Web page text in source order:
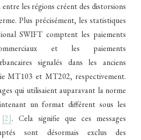
les régions créent des distorsions
Plus précisément, les statistiques
SWIFT comptent les paiements
et les paiements
signalés dans les anciens
MT103 et MT202, respectivement.
qui utilisaient auparavant la norme
un format différent sous les
[2]. Cela signifie que ces messages
sont désormais exclus des